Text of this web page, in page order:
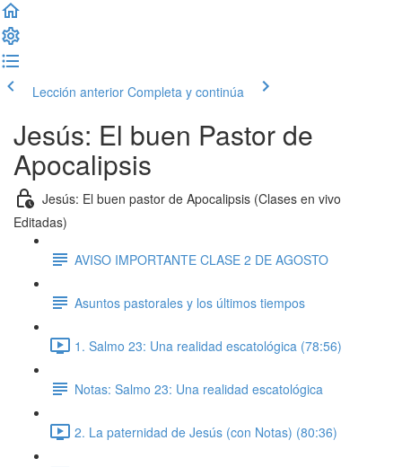
Lección anterior Completa y continúa
Jesús: El buen Pastor de
Apocalipsis
Jesús: El buen pastor de Apocalipsis (Clases en vivo
Editadas)
AVISO IMPORTANTE CLASE 2 DE AGOSTO
Asuntos pastorales y los últimos tiempos
1. Salmo 23: Una realidad escatológica (78:56)
Notas: Salmo 23: Una realidad escatológica
2. La paternidad de Jesús (con Notas) (80:36)